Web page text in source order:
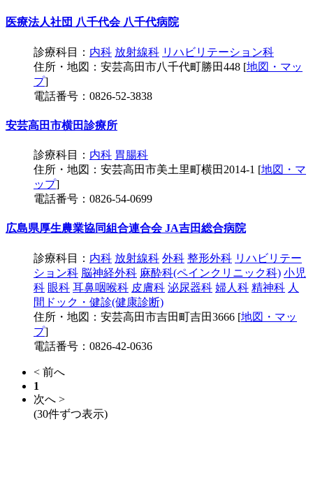
医療法人社団 八千代会 八千代病院
診療科目： 内科 放射線科 リハビリテーション科
住所・地図：安芸高田市八千代町勝田448 [地図・マッ
プ]
電話番号：0826-52-3838
安芸高田市横田診療所
診療科目： 内科 胃腸科
住所・地図：安芸高田市美土里町横田2014-1 [地図・マ
ップ]
電話番号：0826-54-0699
広島県厚生農業協同組合連合会 JA吉田総合病院
診療科目： 内科 放射線科 外科 整形外科 リハビリテー
ション科 脳神経外科 麻酔科(ペインクリニック科) 小児
科 眼科 耳鼻咽喉科 皮膚科 泌尿器科 婦人科 精神科 人
間ドック・健診(健康診断)
住所・地図：安芸高田市吉田町吉田3666 [地図・マッ
プ]
電話番号：0826-42-0636
< 前へ
1
次へ >
(30件ずつ表示)